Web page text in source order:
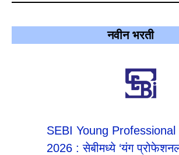
नवीन भरती
SEBI Young
2026 : सेबीमध्ये ‘यंग